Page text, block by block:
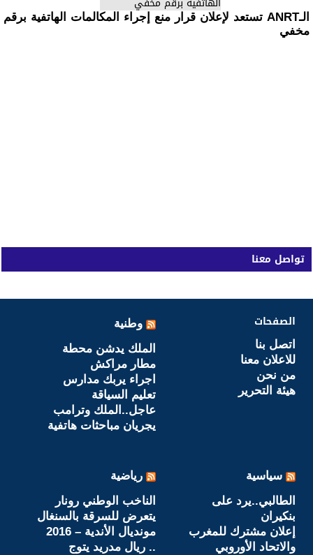
الـANRT تستعد لإعلان قرار منع إجراء المكالمات الهاتفية برقم
مخفي
تواصل معنا
الصفحات
اتصل بنا
للاعلان معنا
من نحن
هيئة التحرير
وطنية
الملك يدشن محطة
مطار مراكش
اجراء يربك مدارس
تعليم السياقة
عاجل..الملك وترامب
يجريان مباحثات هاتفية
سياسية
الطالبي..يرد على
بنكيران
إعلان مشترك للمغرب
والاتحاد الأوروبي
رياضية
الناخب الوطني رونار
يتعرض للسرقة بالسنغال
مونديال الأندية – 2016
.. ريال مدريد يتوج